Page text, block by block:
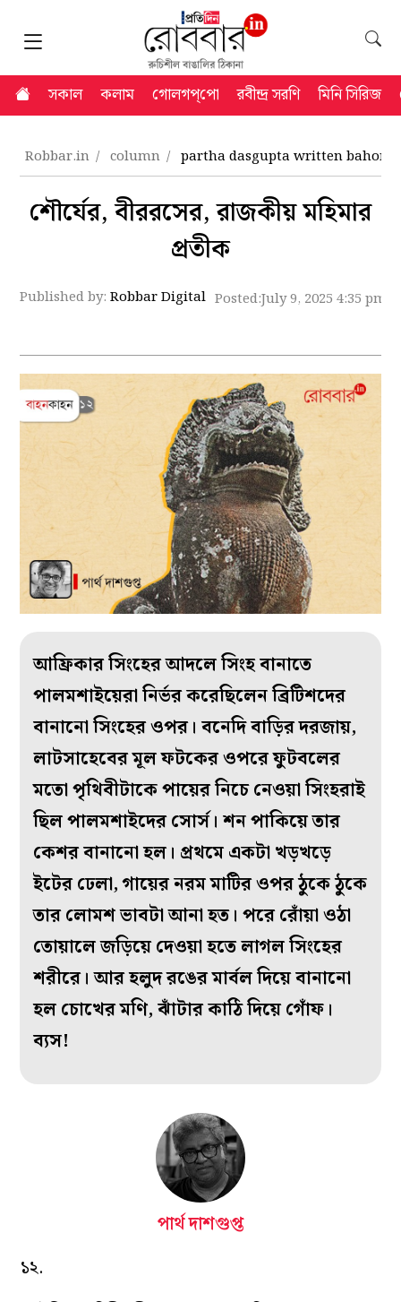
সকাল কলাম গোলগপ্‌পো রবীন্দ্র সরণি মিনি সিরিজ
Robbar.in column partha dasgupta written
শৌর্যের, বীররসের, রাজকীয় মহিমার
প্রতীক
Published by:Robbar Digital Posted:July 9, 2025 4:35 pm
আফ্রিকার সিংহের আদলে সিংহ বানাতে
পালমশাইয়েরা নির্ভর করেছিলেন ব্রিটিশদের
বানানো সিংহের ওপর। বনেদি বাড়ির দরজায়,
লাটসাহেবের মূল ফটকের ওপরে ফুটবলের
মতো পৃথিবীটাকে পায়ের নিচে নেওয়া সিংহরাই
ছিল পালমশাইদের সোর্স। শন পাকিয়ে তার
কেশর বানানো হল। প্রথমে একটা খড়খড়ে
ইটের ঢেলা, গায়ের নরম মাটির ওপর ঠুকে ঠুকে
তার লোমশ ভাবটা আনা হত। পরে রোঁয়া ওঠা
তোয়ালে জড়িয়ে দেওয়া হতে লাগল সিংহের
শরীরে। আর হলুদ রঙের মার্বল দিয়ে বানানো
হল চোখের মণি, ঝাঁটার কাঠি দিয়ে গোঁফ।
ব্যস!
পার্থ দাশগুপ্ত
১২.